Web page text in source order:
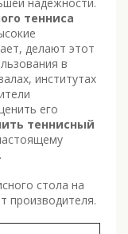
тенниса
делают этот
в
институтах
его
теннисный
стола на
производителя.